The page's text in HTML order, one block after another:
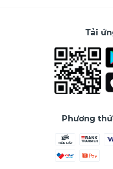
Tải
Phương